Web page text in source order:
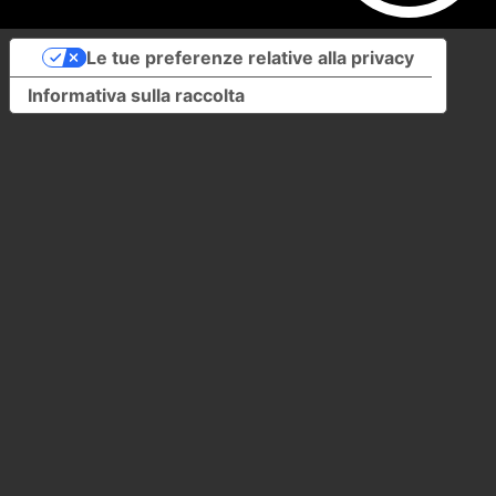
Informativa sulla raccolta
Le tue preferenze relative alla privacy